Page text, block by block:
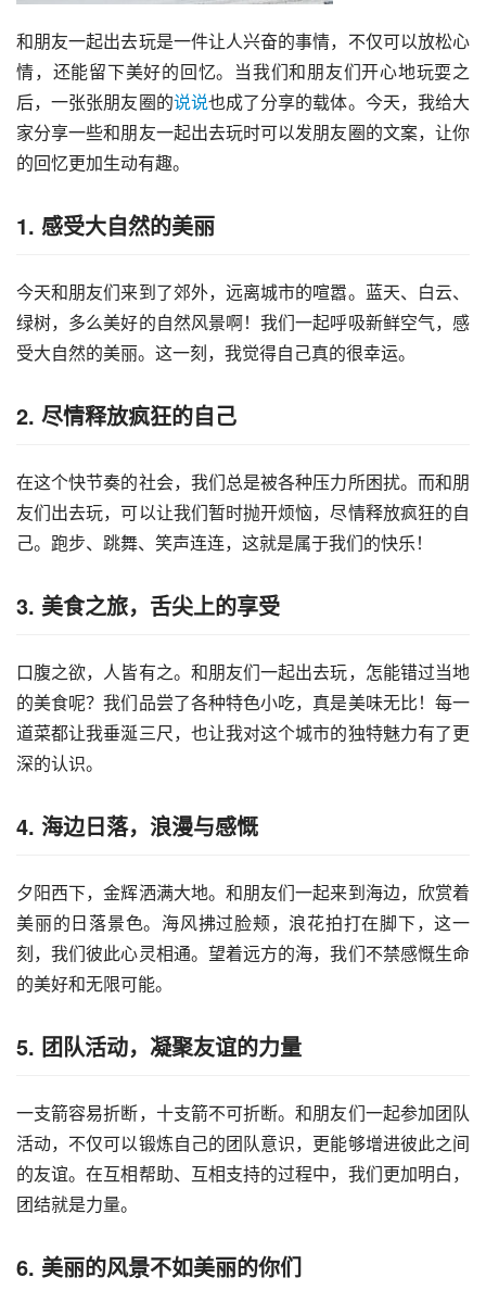
和朋友一起出去玩是一件让人兴奋的事情，不仅可以放松心
情，还能留下美好的回忆。当我们和朋友们开心地玩耍之
后，一张张朋友圈的说说也成了分享的载体。今天，我给大
家分享一些和朋友一起出去玩时可以发朋友圈的文案，让你
的回忆更加生动有趣。
1. 感受大自然的美丽
今天和朋友们来到了郊外，远离城市的喧嚣。蓝天、白云、
绿树，多么美好的自然风景啊！我们一起呼吸新鲜空气，感
受大自然的美丽。这一刻，我觉得自己真的很幸运。
2. 尽情释放疯狂的自己
在这个快节奏的社会，我们总是被各种压力所困扰。而和朋
友们出去玩，可以让我们暂时抛开烦恼，尽情释放疯狂的自
己。跑步、跳舞、笑声连连，这就是属于我们的快乐！
3. 美食之旅，舌尖上的享受
口腹之欲，人皆有之。和朋友们一起出去玩，怎能错过当地
的美食呢？我们品尝了各种特色小吃，真是美味无比！每一
道菜都让我垂涎三尺，也让我对这个城市的独特魅力有了更
深的认识。
4. 海边日落，浪漫与感慨
夕阳西下，金辉洒满大地。和朋友们一起来到海边，欣赏着
美丽的日落景色。海风拂过脸颊，浪花拍打在脚下，这一
刻，我们彼此心灵相通。望着远方的海，我们不禁感慨生命
的美好和无限可能。
5. 团队活动，凝聚友谊的力量
一支箭容易折断，十支箭不可折断。和朋友们一起参加团队
活动，不仅可以锻炼自己的团队意识，更能够增进彼此之间
的友谊。在互相帮助、互相支持的过程中，我们更加明白，
团结就是力量。
6. 美丽的风景不如美丽的你们